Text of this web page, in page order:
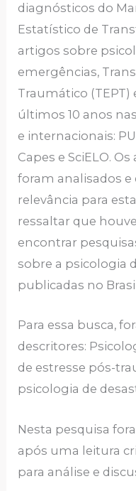
diagnósticos do
Estatístico de
artigos sobre
emergências,
Traumático
últimos 10 anos
e internacionais:
Capes e SciELO.
foram analisados e
relevância para
ressaltar que
encontrar
sobre a psicologia
publicadas no
Para essa busca,
descritores:
de estresse pós-
psicologia de
Nesta pesquisa
após uma leitura
para análise e